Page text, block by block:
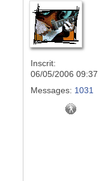
Inscrit:
06/05/2006 09:37
Messages: 1031